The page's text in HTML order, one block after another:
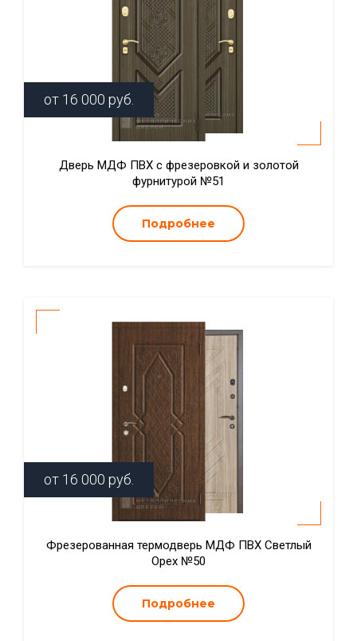
от 16 000 руб.
Дверь МДФ ПВХ с фрезеровкой и золотой
фурнитурой №51
Подробнее
от 16 000 руб.
Фрезерованная термодверь МДФ ПВХ Светлый
Орех №50
Подробнее